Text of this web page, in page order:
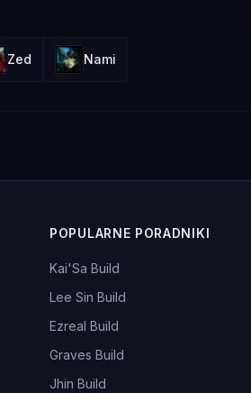
Zed Nami
POPULARNE PORADNIKI
Kai'Sa Build
Lee Sin Build
Ezreal Build
Graves Build
Jhin Build